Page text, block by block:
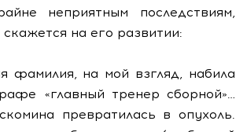
неприятным последствиям,
на его развитии:
фамилия, на мой взгляд, набила
«главный тренер сборной»…
превратилась в опухоль.